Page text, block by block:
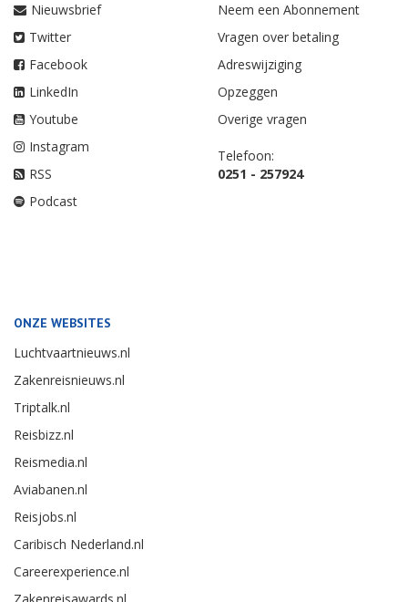
Nieuwsbrief
Twitter
Facebook
LinkedIn
Youtube
Instagram
RSS
Podcast
Neem een Abonnement
Vragen over betaling
Adreswijziging
Opzeggen
Overige vragen
Telefoon:
0251 - 257924
ONZE WEBSITES
Luchtvaartnieuws.nl
Zakenreisnieuws.nl
Triptalk.nl
Reisbizz.nl
Reismedia.nl
Aviabanen.nl
Reisjobs.nl
Caribisch Nederland.nl
Careerexperience.nl